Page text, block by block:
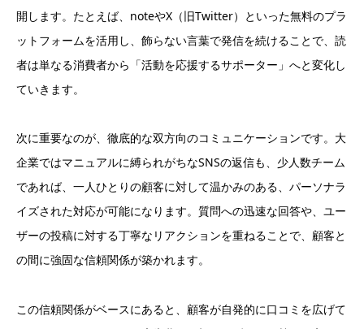
開します。たとえば、noteやX（旧Twitter）といった無料のプラ
ットフォームを活用し、飾らない言葉で発信を続けることで、読
者は単なる消費者から「活動を応援するサポーター」へと変化し
ていきます。
次に重要なのが、徹底的な双方向のコミュニケーションです。大
企業ではマニュアルに縛られがちなSNSの返信も、少人数チーム
であれば、一人ひとりの顧客に対して温かみのある、パーソナラ
イズされた対応が可能になります。質問への迅速な回答や、ユー
ザーの投稿に対する丁寧なリアクションを重ねることで、顧客と
の間に強固な信頼関係が築かれます。
この信頼関係がベースにあると、顧客が自発的に口コミを広げて